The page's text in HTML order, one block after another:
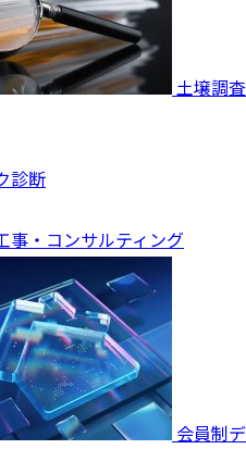
土壌調査
診断
事・コンサルティング
会員制デ